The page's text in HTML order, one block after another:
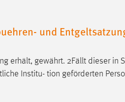
und
erhält, gewährt. 2Fällt dieser in
Institu- tion geförderten